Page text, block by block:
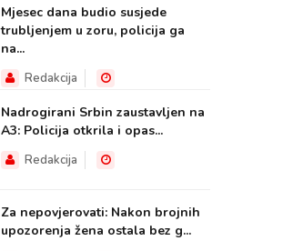
Mjesec dana budio susjede
trubljenjem u zoru, policija ga
na...
Redakcija
Nadrogirani Srbin zaustavljen na
A3: Policija otkrila i opas...
Redakcija
Za nepovjerovati: Nakon brojnih
upozorenja žena ostala bez g...